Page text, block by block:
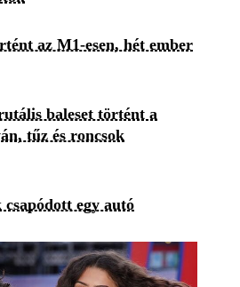
az M1-esen, hét ember
baleset történt a
tűz és roncsok
egy autó